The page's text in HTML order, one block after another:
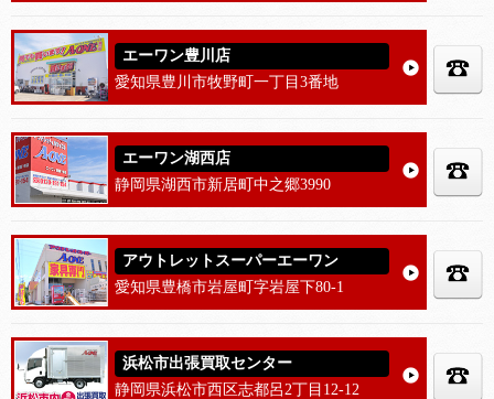
エーワン豊川店
愛知県豊川市牧野町一丁目3番地
エーワン湖西店
静岡県湖西市新居町中之郷3990
アウトレットスーパーエーワン
愛知県豊橋市岩屋町字岩屋下80-1
浜松市出張買取センター
静岡県浜松市西区志都呂2丁目12-12